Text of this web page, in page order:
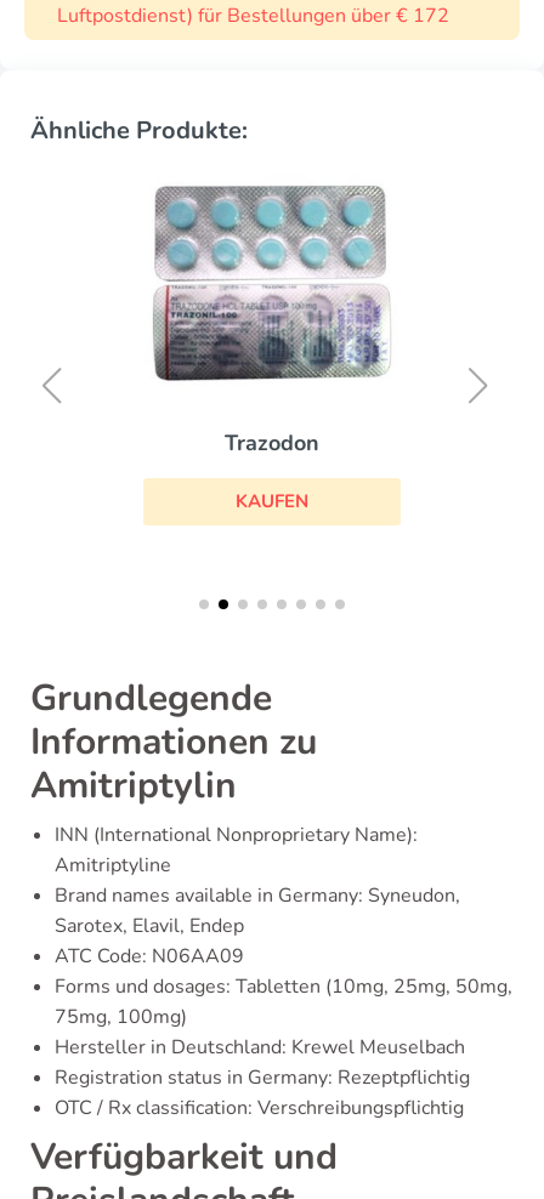
Luftpostdienst) für Bestellungen über € 172
Ähnliche Produkte:
Trazodon
KAUFEN
Grundlegende
Informationen zu
Amitriptylin
INN (International Nonproprietary Name):
Amitriptyline
Brand names available in Germany: Syneudon,
Sarotex, Elavil, Endep
ATC Code: N06AA09
Forms und dosages: Tabletten (10mg, 25mg, 50mg,
75mg, 100mg)
Hersteller in Deutschland: Krewel Meuselbach
Registration status in Germany: Rezeptpflichtig
OTC / Rx classification: Verschreibungspflichtig
Verfügbarkeit und